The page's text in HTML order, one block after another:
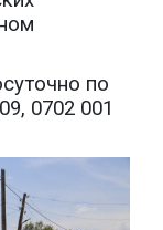
по
0702 001